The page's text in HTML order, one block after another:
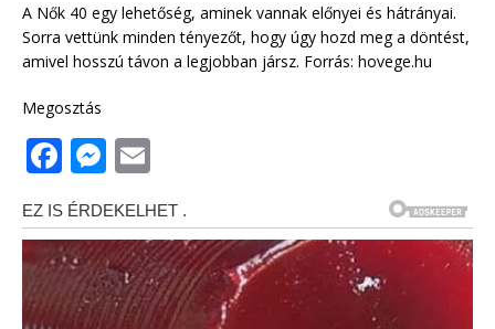
A Nők 40 egy lehetőség, aminek vannak előnyei és hátrányai.
Sorra vettünk minden tényezőt, hogy úgy hozd meg a döntést,
amivel hosszú távon a legjobban jársz. Forrás: hovege.hu
Megosztás
F
a
c
e
b
M
ss
e
n
ai
l